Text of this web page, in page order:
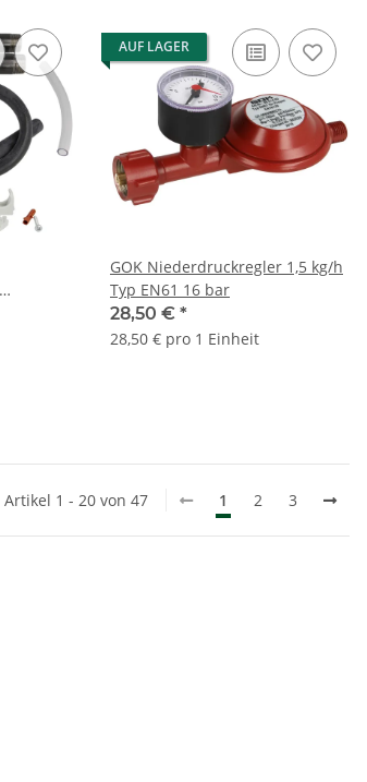
AUF LAGER
GOK Niederdruckregler 1,5 kg/h
Typ EN61 16 bar
28,50 € *
28,50 € pro 1 Einheit
Artikel 1 - 20 von 47 1 2 3